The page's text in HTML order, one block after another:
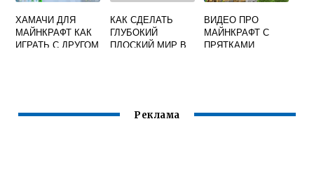
ХАМАЧИ ДЛЯ
МАЙНКРАФТ КАК
ИГРАТЬ С ДРУГОМ
КАК СДЕЛАТЬ
ГЛУБОКИЙ
ПЛОСКИЙ МИР В
ВИДЕО ПРО
МАЙНКРАФТ С
ПРЯТКАМИ
Реклама